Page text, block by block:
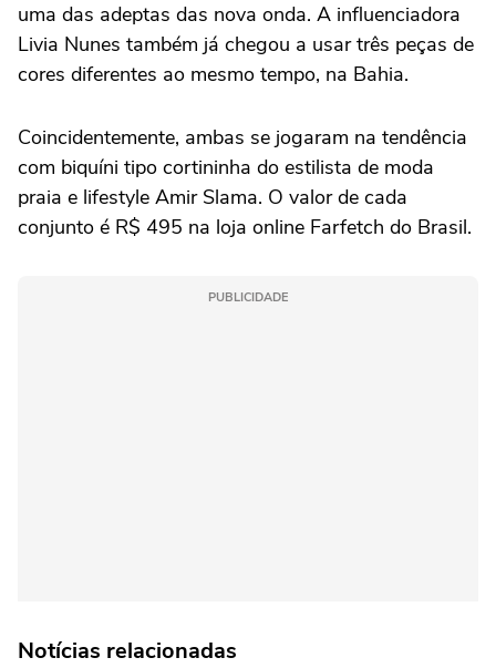
uma das adeptas das nova onda. A influenciadora
Livia Nunes também já chegou a usar três peças de
cores diferentes ao mesmo tempo, na Bahia.
Coincidentemente, ambas se jogaram na tendência
com biquíni tipo cortininha do estilista de moda
praia e lifestyle Amir Slama. O valor de cada
conjunto é R$ 495 na loja online Farfetch do Brasil.
PUBLICIDADE
Notícias relacionadas